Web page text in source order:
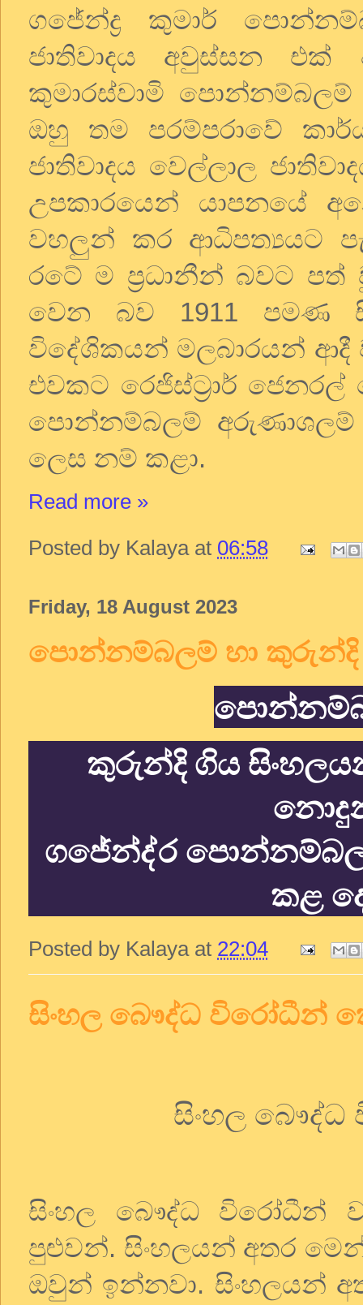
ගජේන්ද්‍ර කුමාර්
ජාතිවාදය
අවුස්සන එක්
කුමාරස්වාමි පොන්නම්බලම්
ඔහු
තම පරම්පරාවේ
ජාතිවාදය වෙල්ලාල
උපකාරයෙන්
යාපනයේ
වහලුන්
කර ආධිපත්‍යයට
රටේ ම ප්‍රධානීන් බවට පත්
වෙන
බව 1911 පමණ
විදේශිකයන් මලබාරයන් ආදී
එවකට රෙජිස්ට්‍රාර් ජෙනරල්
පොන්නම්බලම් අරුණාශලම්
ලෙස නම් කළා.
Read more »
Posted by Kalaya at 06:58
Friday, 18 August 2023
පොන්නම්බලම් හා කුරුන්දි
කුරුන්දි ගිය
ගජේන්ද්ර
කළ
Posted by Kalaya at 22:04
සිංහල බෞද්ධ විරෝධීන්
සිංහල බෞද්ධ
සිංහල බෞද්ධ විරෝධීන්
පුළුවන්. සිංහලයන් අතර
ඔවුන් ඉන්නවා. සිංහලයන්